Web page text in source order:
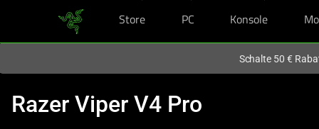
Store PC Konsole
Schalte 50 €
Razer Viper V4 Pro